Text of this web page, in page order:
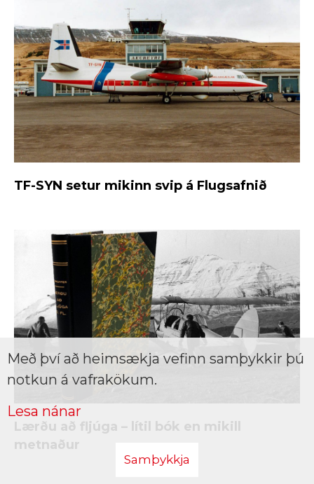
TF-SYN setur mikinn svip á Flugsafnið
Lærðu að fljúga – lítil bók en mikill
metnaður
Með því að heimsækja vefinn samþykkir þú
notkun á vafrakökum.
Lesa nánar
Samþykkja